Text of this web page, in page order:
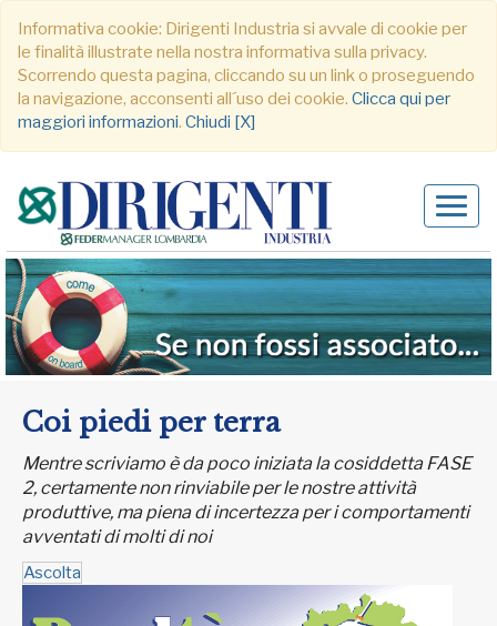
Informativa cookie: Dirigenti Industria si avvale di cookie per
le finalità illustrate nella nostra informativa sulla privacy.
Scorrendo questa pagina, cliccando su un link o proseguendo
la navigazione, acconsenti all´uso dei cookie. Clicca qui per
maggiori informazioni. Chiudi [X]
Coi piedi per terra
Mentre scriviamo è da poco iniziata la cosiddetta FASE
2, certamente non rinviabile per le nostre attività
produttive, ma piena di incertezza per i comportamenti
avventati di molti di noi
Ascolta